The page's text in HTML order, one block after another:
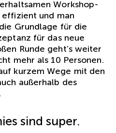
Workshop-
und man
Grundlage für die
für das neue
Runde geht’s weiter
mehr als 10 Personen.
kurzem Wege mit den
außerhalb des
sind super.